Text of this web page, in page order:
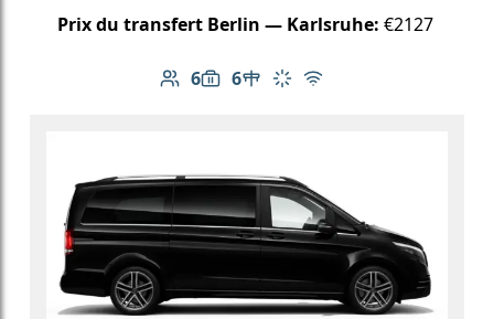
Prix du transfert Berlin — Karlsruhe: €2127
6
Nombre de passagers: 6
6
Capacité des bagages: 6
Table dans le véhicule
Climatisation
Wi-Fi gratuit